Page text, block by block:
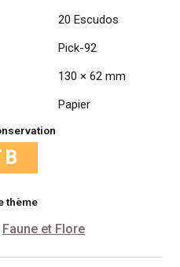
20 Escudos
Pick-92
130 × 62 mm
Papier
thème
Faune et Flore